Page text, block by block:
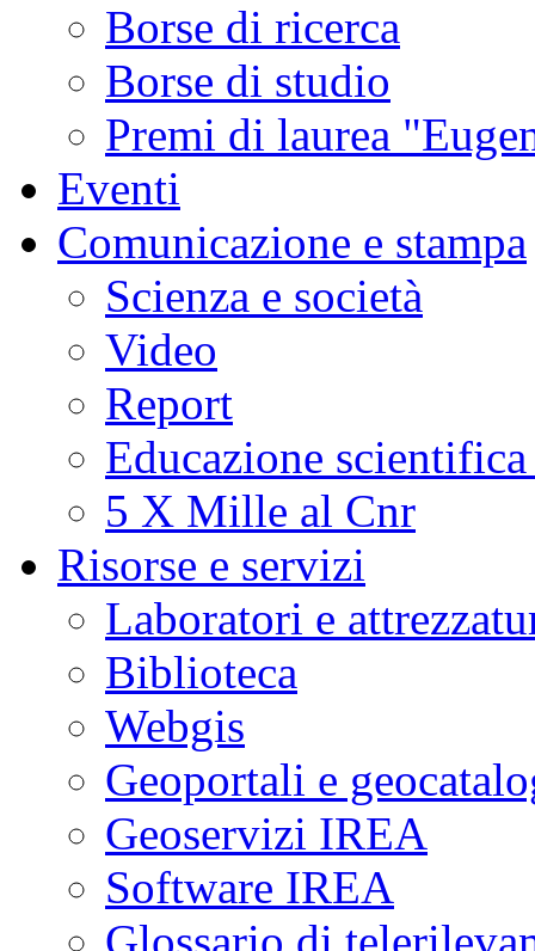
Borse di ricerca
Borse di studio
Premi di laurea
Eventi
Comunicazione e stampa
Scienza e società
Video
Report
Educazione
5 X Mille al Cnr
Risorse e servizi
Laboratori e
Biblioteca
Webgis
Geoportali e
Geoservizi IREA
Software IREA